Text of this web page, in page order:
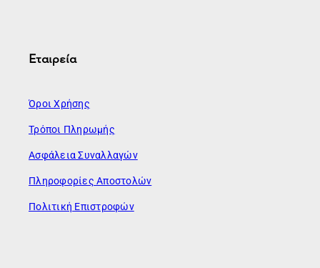
Εταιρεία
Όροι Χρήσης
Τρόποι Πληρωμής
Ασφάλεια Συναλλαγών
Πληροφορίες Αποστολών
Πολιτική Επιστροφών